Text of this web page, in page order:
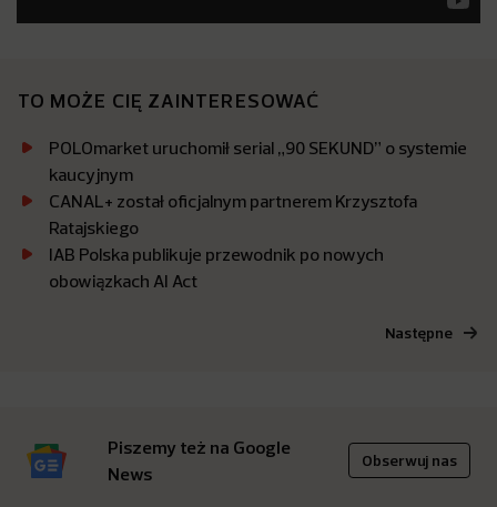
TO MOŻE CIĘ ZAINTERESOWAĆ
POLOmarket uruchomił serial „90 SEKUND” o systemie
kaucyjnym
CANAL+ został oficjalnym partnerem Krzysztofa
Ratajskiego
IAB Polska publikuje przewodnik po nowych
obowiązkach AI Act
Następne
Piszemy też na Google
News
Obserwuj nas